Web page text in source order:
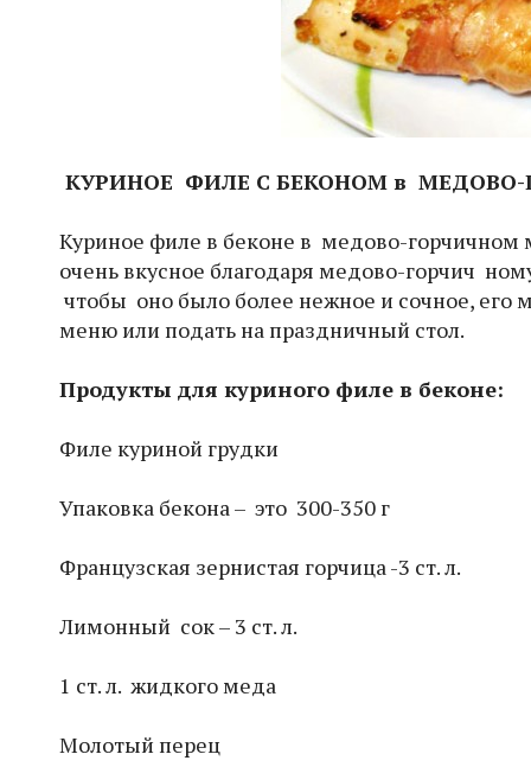
КУРИНОЕ ФИЛЕ С БЕКОНОМ в
Куриное филе в беконе в медово-горчичном
очень вкусное благодаря медово-горчич
чтобы оно было более нежное и сочное, его
меню или подать на праздничный стол.
Продукты для куриного филе в беконе:
Филе куриной грудки
Упаковка бекона – это 300-350 г
Французская зернистая горчица -3 ст. л.
Лимонный сок – 3 ст. л.
1 ст. л. жидкого меда
Молотый перец